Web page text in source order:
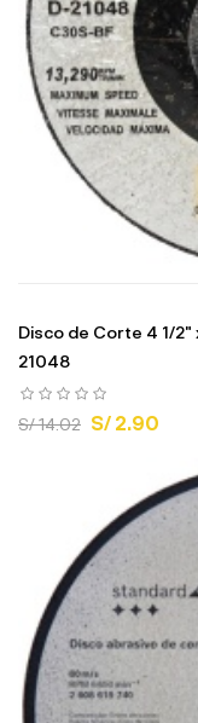
Disco de Corte 4 1/
21048
S/ 14.02 S/ 2.90